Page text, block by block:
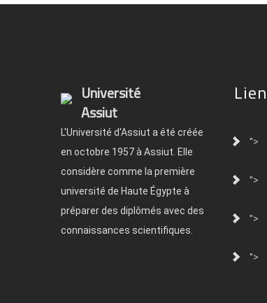
Université
Assiut
L'Université d'Assiut a été créée
en octobre 1957 à Assiut. Elle
considère comme la première
université de Haute Égypte à
préparer des diplômés avec des
connaissances scientifiques.
">
">
">
">